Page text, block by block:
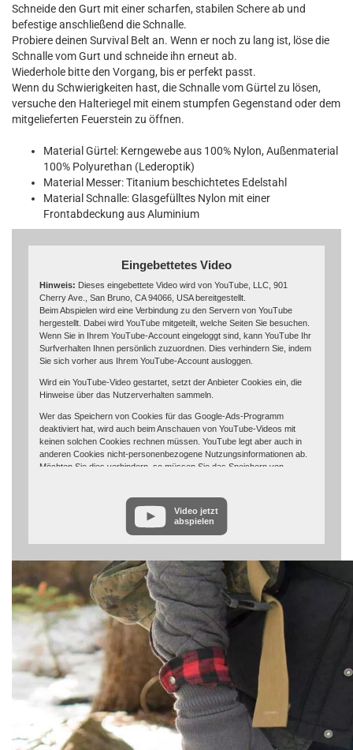
Schneide den Gurt mit einer scharfen, stabilen Schere ab und
befestige anschließend die Schnalle.
Probiere deinen Survival Belt an. Wenn er noch zu lang ist, löse die
Schnalle vom Gurt und schneide ihn erneut ab.
Wiederhole bitte den Vorgang, bis er perfekt passt.
Wenn du Schwierigkeiten hast, die Schnalle vom Gürtel zu lösen,
versuche den Halteriegel mit einem stumpfen Gegenstand oder dem
mitgelieferten Feuerstein zu öffnen.
Material Gürtel: Kerngewebe aus 100% Nylon, Außenmaterial
100% Polyurethan (Lederoptik)
Material Messer: Titanium beschichtetes Edelstahl
Material Schnalle: Glasgefülltes Nylon mit einer
Frontabdeckung aus Aluminium
Eingebettetes Video
Hinweis: Dieses eingebettete Video wird von YouTube, LLC, 901
Cherry Ave., San Bruno, CA 94066, USA bereitgestellt.
Beim Abspielen wird eine Verbindung zu den Servern von YouTube
hergestellt. Dabei wird YouTube mitgeteilt, welche Seiten Sie besuchen.
Wenn Sie in Ihrem YouTube-Account eingeloggt sind, kann YouTube Ihr
Surfverhalten Ihnen persönlich zuzuordnen. Dies verhindern Sie, indem
Sie sich vorher aus Ihrem YouTube-Account ausloggen.
Wird ein YouTube-Video gestartet, setzt der Anbieter Cookies ein, die
Hinweise über das Nutzerverhalten sammeln.
Wer das Speichern von Cookies für das Google-Ads-Programm
deaktiviert hat, wird auch beim Anschauen von YouTube-Videos mit
keinen solchen Cookies rechnen müssen. YouTube legt aber auch in
anderen Cookies nicht-personenbezogene Nutzungsinformationen ab.
Möchten Sie dies verhindern, so müssen Sie das Speichern von
Weitere Informationen zum Datenschutz bei „YouTube“ finden Sie in der
Datenschutzerklärung des Anbieters unter:
https://www.google.de/intl/de/policies/privacy/
Video jetzt
abspielen